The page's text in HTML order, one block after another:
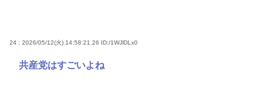
24 : 2026/05/12(火) 14:58:21.26 ID:/1WJlDLx0
共産党はすごいよね